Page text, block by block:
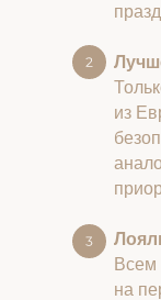
из
Всем
на